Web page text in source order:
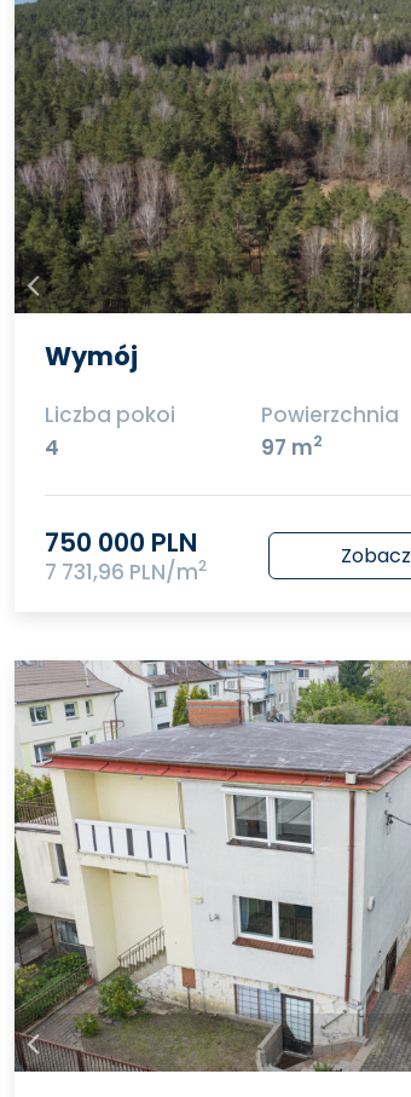
Wymój
Liczba pokoi
4
Powierzchnia
97 m2
750 000 PLN
7 731,96 PLN/m2 Zobacz